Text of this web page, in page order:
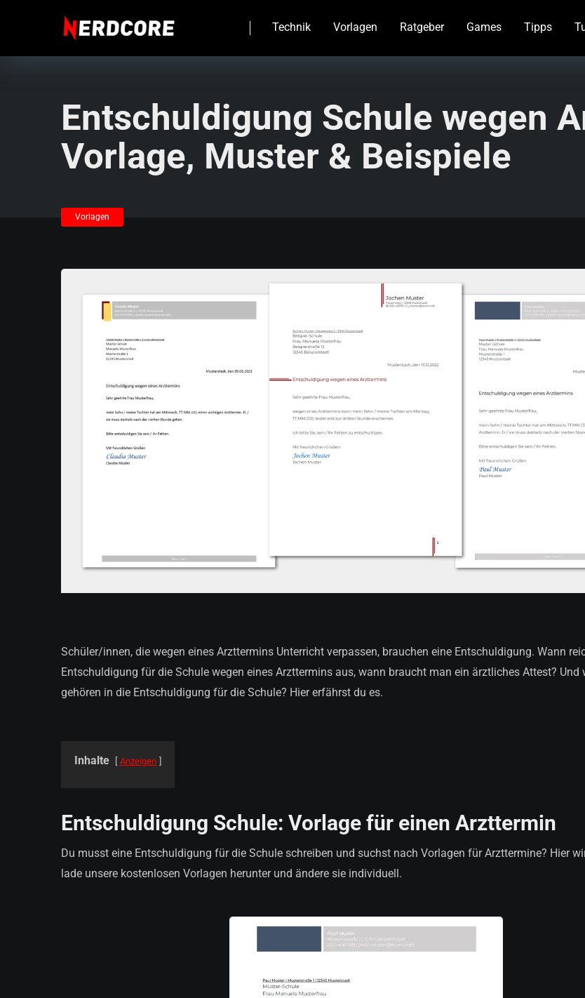
Technik Vorlagen Ratgeber Games Tipps
Entschuldigung Schule wegen
Vorlage, Muster & Beispiele
Vorlagen
Schüler/innen, die wegen eines Arzttermins Unterricht verpassen, brauchen eine Entschuldigung. Wann
Entschuldigung für die Schule wegen eines Arzttermins aus, wann braucht man ein ärztliches Attest? Und
gehören in die Entschuldigung für die Schule? Hier erfährst du es.
Inhalte Anzeigen
Entschuldigung Schule: Vorlage für einen Arzttermin
Du musst eine Entschuldigung für die Schule schreiben und suchst nach Vorlagen für Arzttermine? Hier
lade unsere kostenlosen Vorlagen herunter und ändere sie individuell.